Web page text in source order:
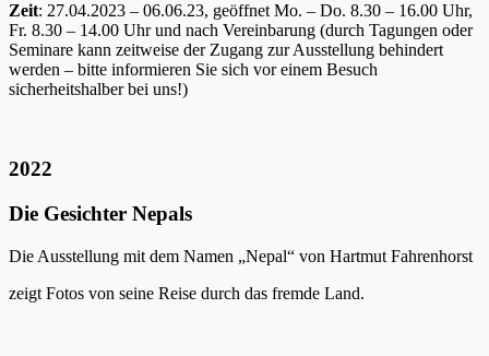
Zeit: 27.04.2023 – 06.06.23, geöffnet Mo. – Do. 8.30 – 16.00 Uhr,
Fr. 8.30 – 14.00 Uhr und nach Vereinbarung (durch Tagungen oder
Seminare kann zeitweise der Zugang zur Ausstellung behindert
werden – bitte informieren Sie sich vor einem Besuch
sicherheitshalber bei uns!)
2022
Die Gesichter Nepals
Die Ausstellung mit dem Namen „Nepal“ von Hartmut Fahrenhorst
zeigt Fotos von seine Reise durch das fremde Land.